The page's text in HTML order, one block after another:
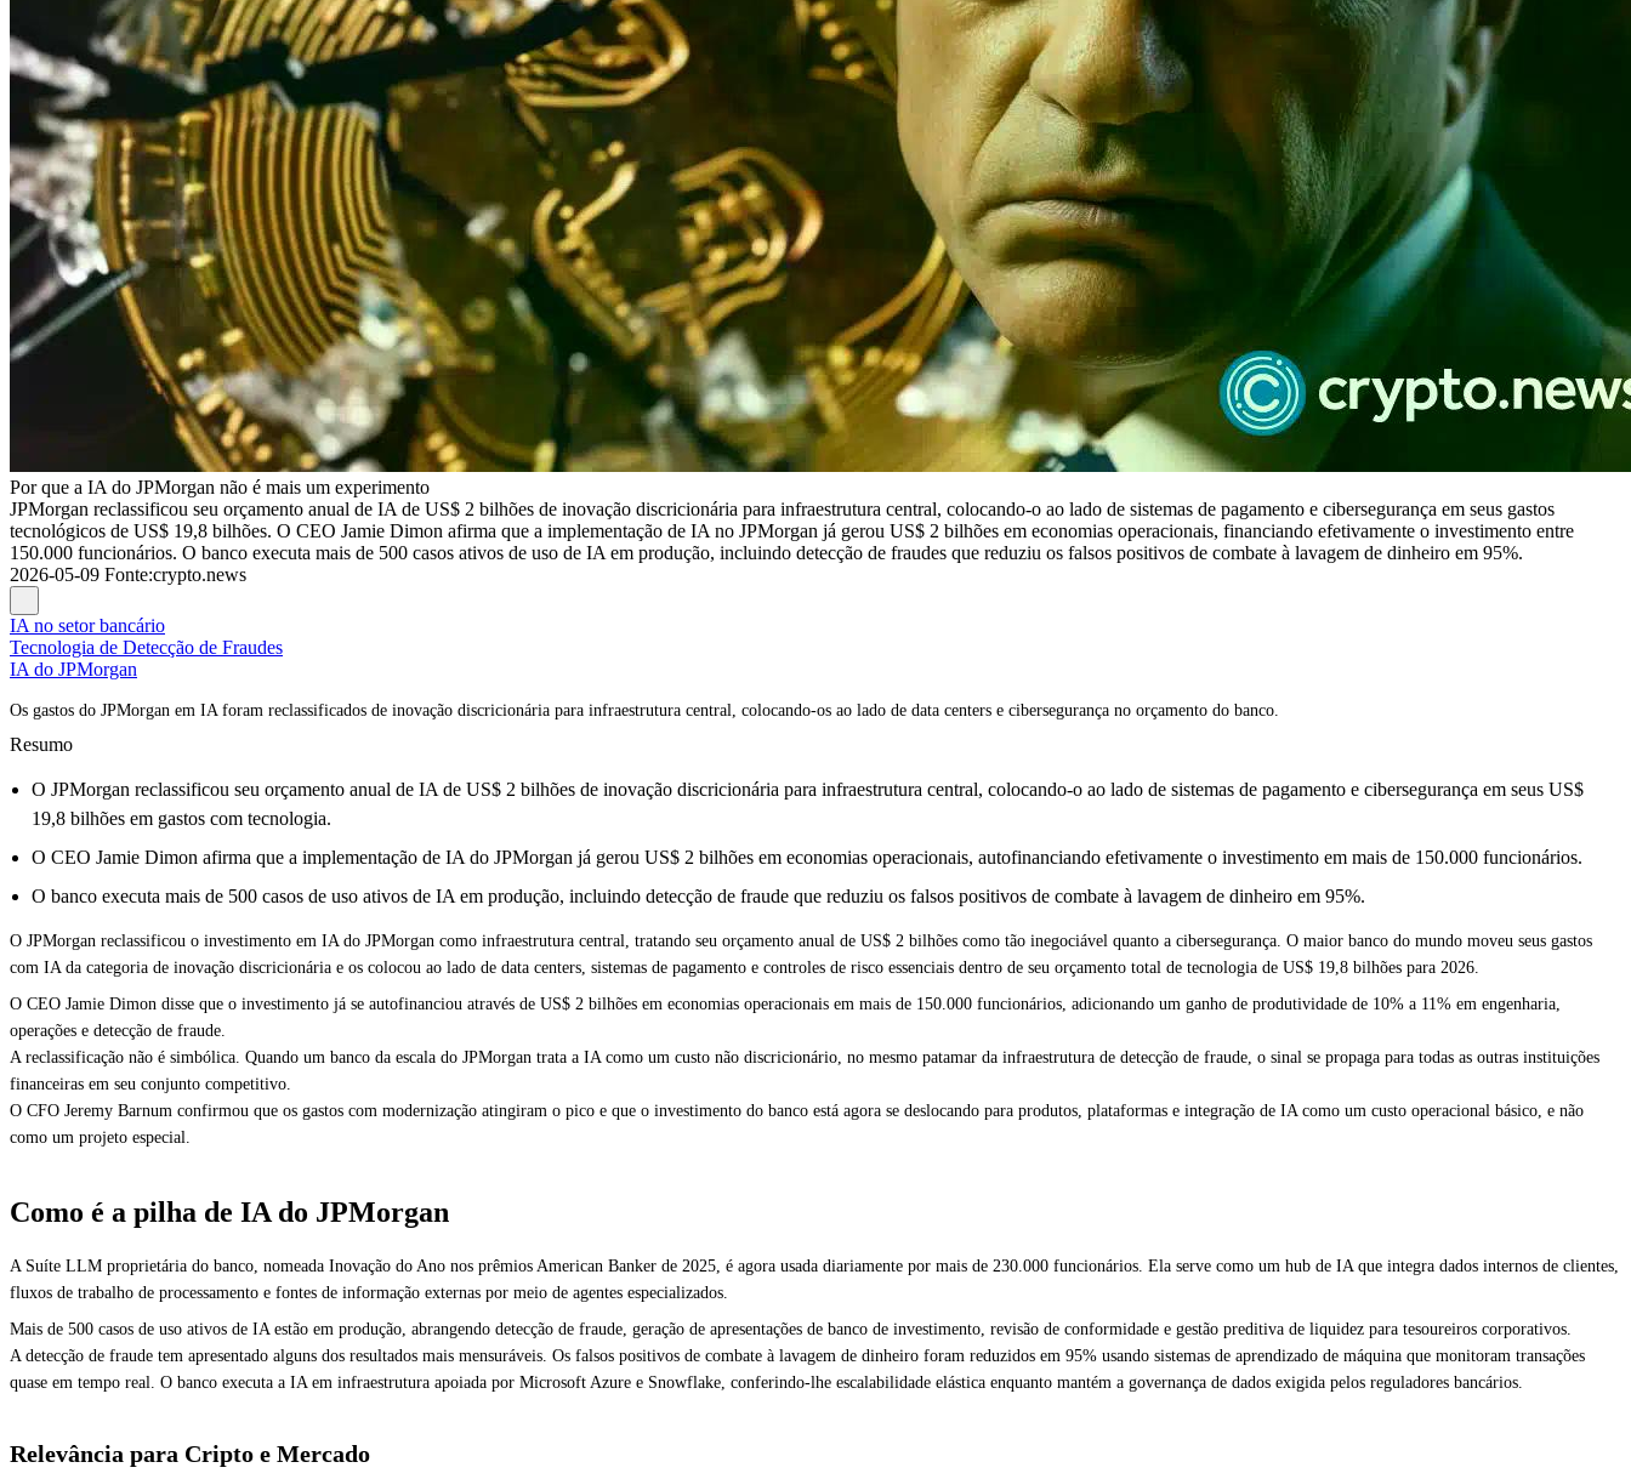
Por que a IA do JPMorgan não é mais um experimento
JPMorgan reclassificou seu orçamento anual de IA de US$ 2 bilhões de inovação discricionária para infraestrutura central, colocando-o ao lado de sistemas de pagamento e cibersegurança em seus gastos
tecnológicos de US$ 19,8 bilhões. O CEO Jamie Dimon afirma que a implementação de IA no JPMorgan já gerou US$ 2 bilhões em economias operacionais, financiando efetivamente o investimento entre
150.000 funcionários. O banco executa mais de 500 casos ativos de uso de IA em produção, incluindo detecção de fraudes que reduziu os falsos positivos de combate à lavagem de dinheiro em 95%.
2026-05-09 Fonte:crypto.news
IA no setor bancário
Tecnologia de Detecção de Fraudes
IA do JPMorgan
Os gastos do JPMorgan em IA foram reclassificados de inovação discricionária para infraestrutura central, colocando-os ao lado de data centers e cibersegurança no orçamento do banco.
Resumo
O JPMorgan reclassificou seu orçamento anual de IA de US$ 2 bilhões de inovação discricionária para infraestrutura central, colocando-o ao lado de sistemas de pagamento e cibersegurança em seus US$
19,8 bilhões em gastos com tecnologia.
O CEO Jamie Dimon afirma que a implementação de IA do JPMorgan já gerou US$ 2 bilhões em economias operacionais, autofinanciando efetivamente o investimento em mais de 150.000 funcionários.
O banco executa mais de 500 casos de uso ativos de IA em produção, incluindo detecção de fraude que reduziu os falsos positivos de combate à lavagem de dinheiro em 95%.
O JPMorgan reclassificou o investimento em IA do JPMorgan como infraestrutura central, tratando seu orçamento anual de US$ 2 bilhões como tão inegociável quanto a cibersegurança. O maior banco do mundo moveu seus gastos
com IA da categoria de inovação discricionária e os colocou ao lado de data centers, sistemas de pagamento e controles de risco essenciais dentro de seu orçamento total de tecnologia de US$ 19,8 bilhões para 2026.
O CEO Jamie Dimon disse que o investimento já se autofinanciou através de US$ 2 bilhões em economias operacionais em mais de 150.000 funcionários, adicionando um ganho de produtividade de 10% a 11% em engenharia,
operações e detecção de fraude.
A reclassificação não é simbólica. Quando um banco da escala do JPMorgan trata a IA como um custo não discricionário, no mesmo patamar da infraestrutura de detecção de fraude, o sinal se propaga para todas as outras instituições
financeiras em seu conjunto competitivo.
O CFO Jeremy Barnum confirmou que os gastos com modernização atingiram o pico e que o investimento do banco está agora se deslocando para produtos, plataformas e integração de IA como um custo operacional básico, e não
como um projeto especial.
Como é a pilha de IA do JPMorgan
A Suíte LLM proprietária do banco, nomeada Inovação do Ano nos prêmios American Banker de 2025, é agora usada diariamente por mais de 230.000 funcionários. Ela serve como um hub de IA que integra dados internos de clientes,
fluxos de trabalho de processamento e fontes de informação externas por meio de agentes especializados.
Mais de 500 casos de uso ativos de IA estão em produção, abrangendo detecção de fraude, geração de apresentações de banco de investimento, revisão de conformidade e gestão preditiva de liquidez para tesoureiros corporativos.
A detecção de fraude tem apresentado alguns dos resultados mais mensuráveis. Os falsos positivos de combate à lavagem de dinheiro foram reduzidos em 95% usando sistemas de aprendizado de máquina que monitoram transações
quase em tempo real. O banco executa a IA em infraestrutura apoiada por Microsoft Azure e Snowflake, conferindo-lhe escalabilidade elástica enquanto mantém a governança de dados exigida pelos reguladores bancários.
Relevância para Cripto e Mercado